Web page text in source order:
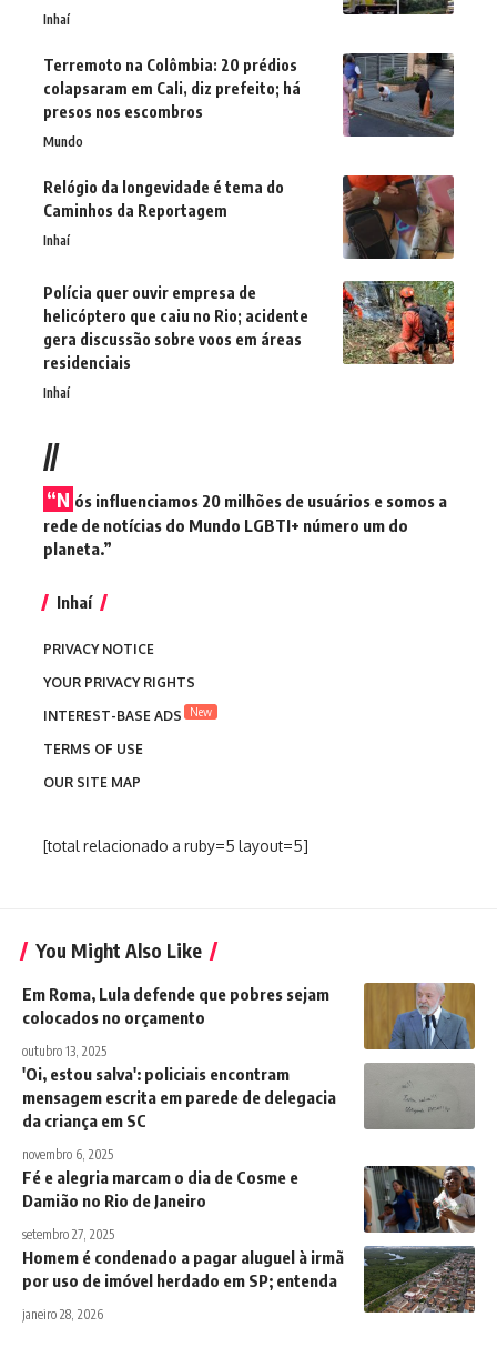
Inhaí
Terremoto na Colômbia: 20 prédios
colapsaram em Cali, diz prefeito; há
presos nos escombros
Mundo
Relógio da longevidade é tema do
Caminhos da Reportagem
Inhaí
Polícia quer ouvir empresa de
helicóptero que caiu no Rio; acidente
gera discussão sobre voos em áreas
residenciais
Inhaí
//
“N ós influenciamos 20 milhões de usuários e somos a
rede de notícias do Mundo LGBTI+ número um do
planeta.”
Inhaí
PRIVACY NOTICE
YOUR PRIVACY RIGHTS
INTEREST-BASE ADS
New
TERMS OF USE
OUR SITE MAP
[total relacionado a ruby=5 layout=5]
You Might Also Like
Em Roma, Lula defende que pobres sejam
colocados no orçamento
outubro 13, 2025
'Oi, estou salva': policiais encontram
mensagem escrita em parede de delegacia
da criança em SC
novembro 6, 2025
Fé e alegria marcam o dia de Cosme e
Damião no Rio de Janeiro
setembro 27, 2025
Homem é condenado a pagar aluguel à irmã
por uso de imóvel herdado em SP; entenda
janeiro 28, 2026